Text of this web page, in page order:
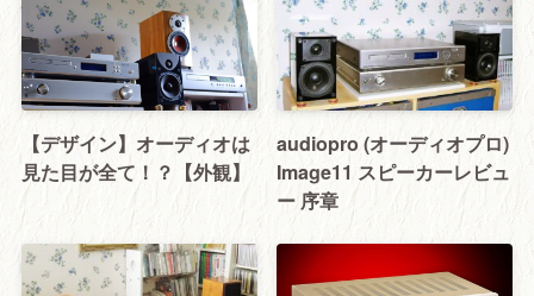
【デザイン】オーディオは
見た目が全て！？【外観】
audiopro (オーディオプロ)
Image11 スピーカーレビュ
ー 序章